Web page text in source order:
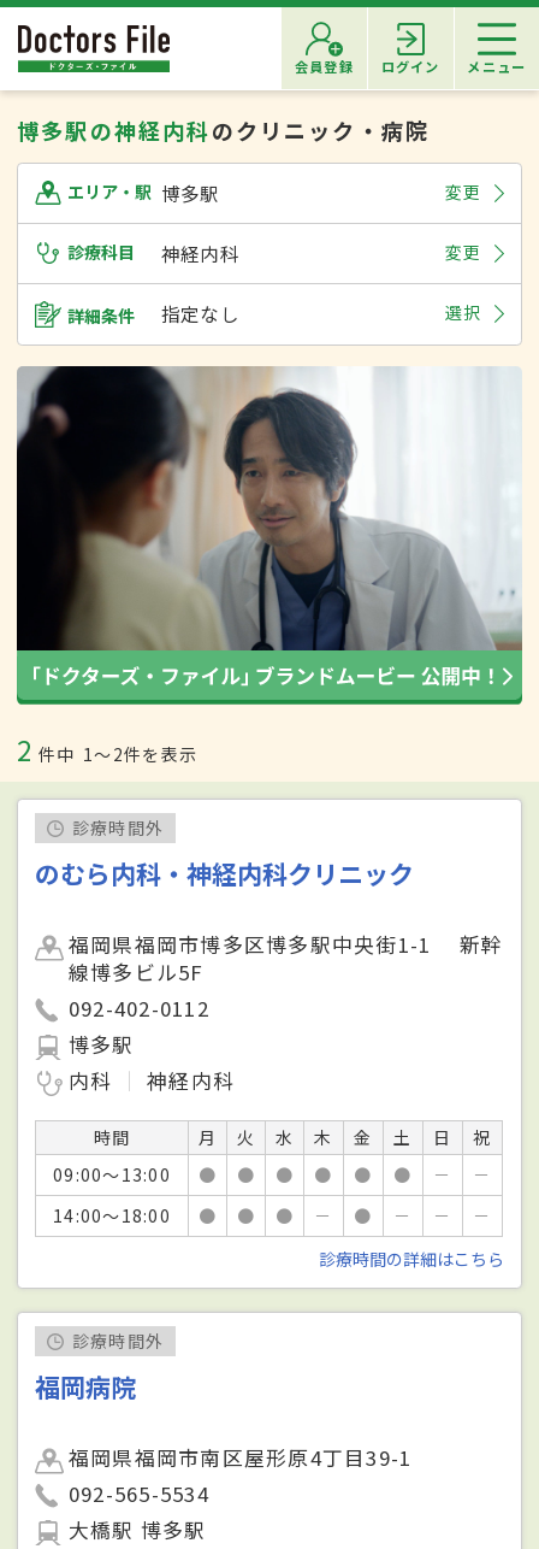
会員登録 ログイン メニュー
博多駅の神経内科のクリニック・病院
エリア・駅 博多駅 変更
診療科目 神経内科 変更
詳細条件 指定なし 選択
2 件中 1〜2件を表示
診療時間外
のむら内科・神経内科クリニック
福岡県福岡市博多区博多駅中央街1-1 新幹
線博多ビル5F
092-402-0112
博多駅
内科
神経内科
時間 月 火 水 木 金 土 日
祝
09:00～13:00
● ● ● ● ● ● －
－
14:00～18:00
● ● ● － ● － －
－
診療時間の詳細はこちら
診療時間外
福岡病院
福岡県福岡市南区屋形原4丁目39-1
092-565-5534
大橋駅 博多駅